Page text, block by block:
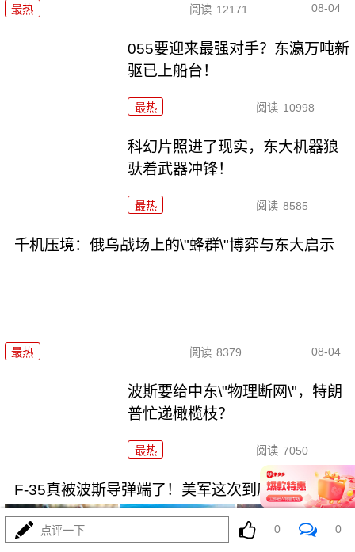
最热 阅读 12171 08-04
055要迎来最强对手？东瀛万吨新
驱已上船台！
最热 阅读 10998
科幻片照进了现实，东大机器狼
驮着武器冲锋！
最热 阅读 8585
千机压境：俄乌战场上的\"蜂群\"博弈与东大启示
最热 阅读 8379 08-04
波斯要给中东\"物理断网\"，特朗
普忙递橄榄枝？
最热 阅读 7050
F-35真被波斯导弹端了！美军这次到底输在哪
点评一下 0 0